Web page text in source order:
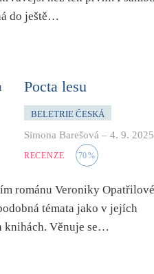
do ještě…
Pocta lesu
BELETRIE ČESKÁ
Simona Barešová – 4. 9. 2025
RECENZE 70%
románu Veroniky Opatřilové
témata jako v jejích
knihách. Věnuje se…